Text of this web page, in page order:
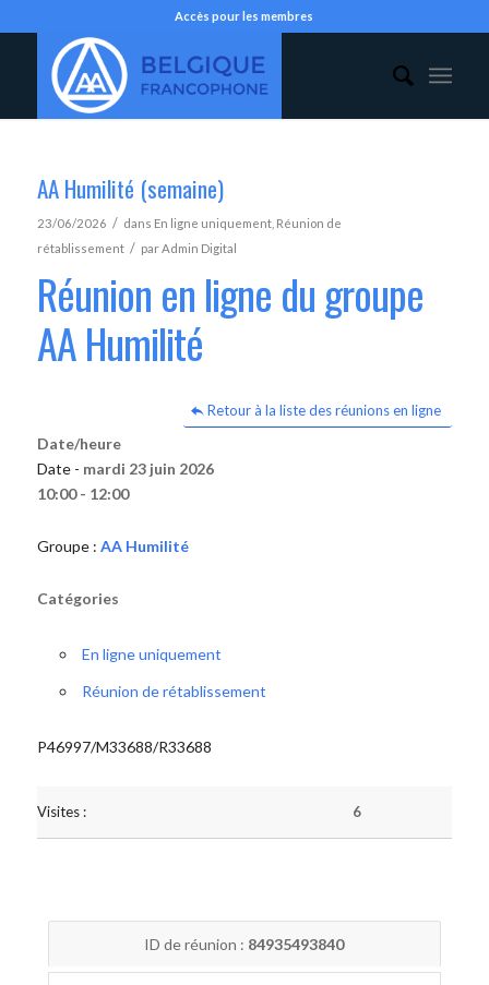
Accès pour les membres
AA Humilité (semaine)
23/06/2026 / dans En ligne uniquement, Réunion de
rétablissement / parAdmin Digital
Réunion en ligne du groupe
AA Humilité
Retour à la liste des réunions en ligne
Date/heure
Date - mardi 23 juin 2026
10:00 - 12:00
Groupe : AA Humilité
Catégories
En ligne uniquement
Réunion de rétablissement
P46997/M33688/R33688
Visites : 6
ID de réunion : 84935493840